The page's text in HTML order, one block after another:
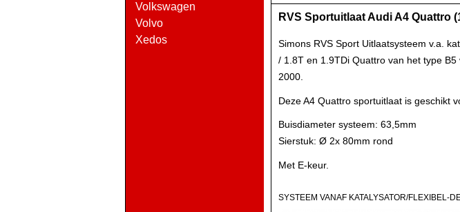
Volkswagen
Volvo
Xedos
RVS Sportuitlaat Audi A4 Quattro
Simons RVS Sport Uitlaatsysteem v.a.
/ 1.8T en 1.9TDi Quattro van het type
2000.
Deze A4 Quattro sportuitlaat is geschikt
Buisdiameter systeem: 63,5mm
Sierstuk: Ø 2x 80mm rond
Met E-keur.
SYSTEEM VANAF KATALYSATOR/FLEXIBEL-